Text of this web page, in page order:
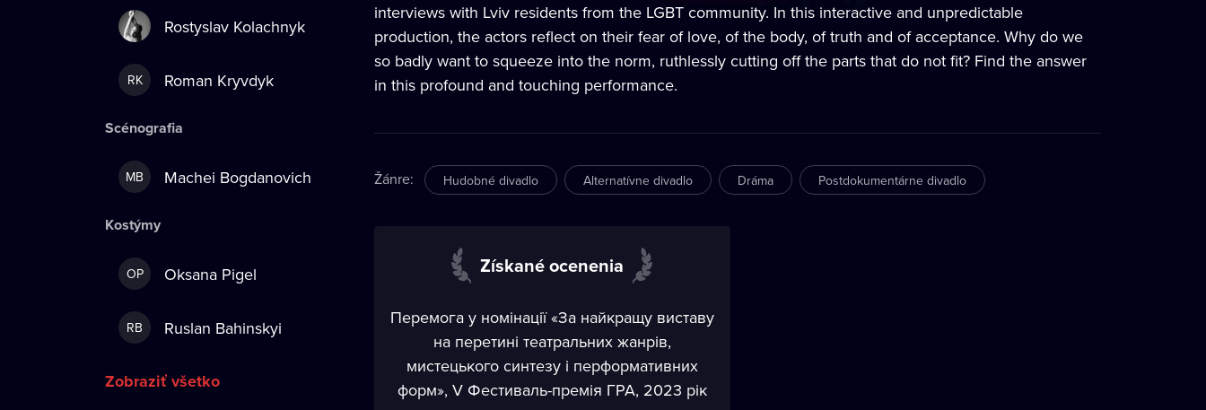
interviews with Lviv residents from the LGBT community. In this interactive and unpredictable
production, the actors reflect on their fear of love, of the body, of truth and of acceptance. Why do we
so badly want to squeeze into the norm, ruthlessly cutting off the parts that do not fit? Find the answer
in this profound and touching performance.
Žánre: Hudobné divadlo Alternatívne divadlo Dráma Postdokumentárne divadlo
Získané ocenenia
Перемога у номінації «За найкращу виставу
на перетині театральних жанрів,
мистецького синтезу і перформативних
форм», V Фестиваль-премія ГРА, 2023 рік
Rostyslav Kolachnyk
RK Roman Kryvdyk
Scénografia
MB Machei Bogdanovich
Kostýmy
OP Oksana Pigel
RB Ruslan Bahinskyi
Zobraziť všetko